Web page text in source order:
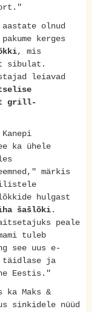
olnud
kerges
, mis
sibulat.
leiavad
grill-
ka ühele
märkis
hulgast
šašlõki.
peale
tuleb
see uus e-
täidlase ja
Eestis."
Maks &
sinkidele nüüd